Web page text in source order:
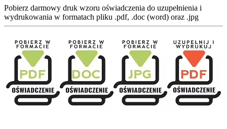
Pobierz darmowy druk wzoru oświadczenia do uzupełnienia i
wydrukowania w formatach pliku .pdf, .doc (word) oraz .jpg